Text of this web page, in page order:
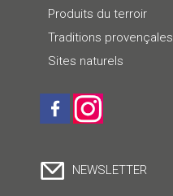
Produits du terroir
Traditions provençales
Sites naturels
NEWSLETTER